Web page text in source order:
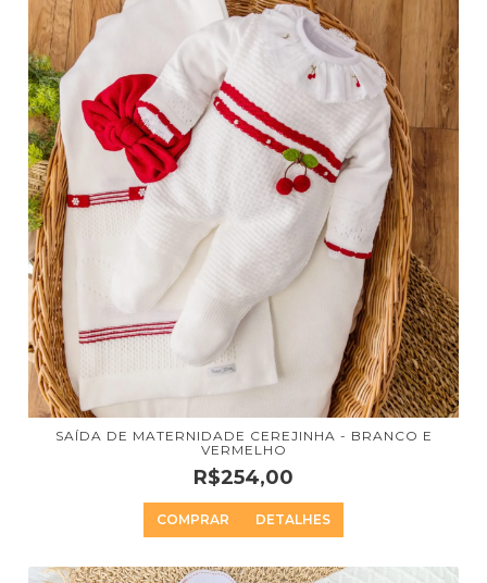
SAÍDA DE MATERNIDADE CEREJINHA - BRANCO E
VERMELHO
R$254,00
COMPRAR DETALHES